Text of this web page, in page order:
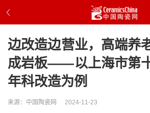
边改造边营业，高端养
成岩板——以上海市第
年科改造为例
来源：中国陶瓷网 2024-11-23